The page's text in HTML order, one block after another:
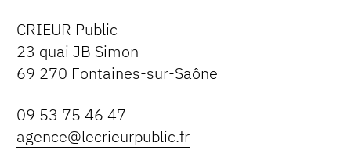
CRIEUR Public
23 quai JB Simon
69 270 Fontaines-sur-Saône
09 53 75 46 47
agence@lecrieurpublic.fr